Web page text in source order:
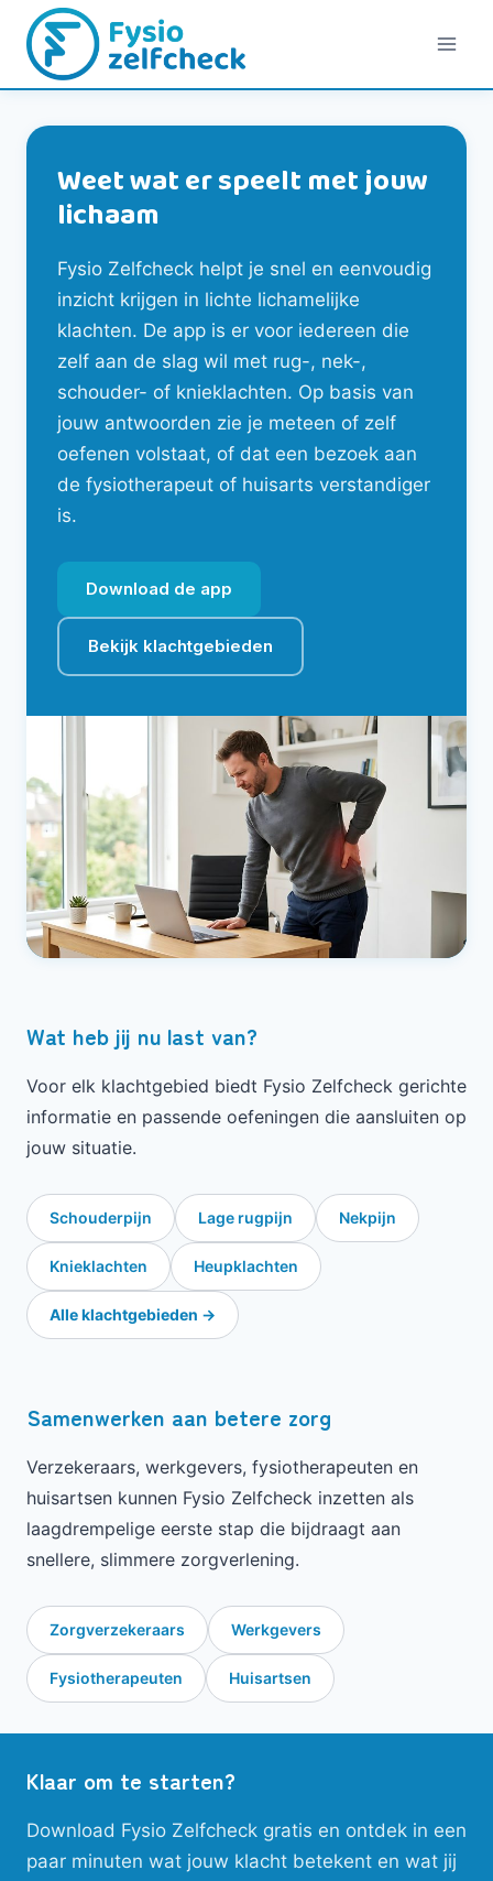
Doorgaan
naar
inhoud
Weet wat er speelt met jouw
lichaam
Fysio Zelfcheck helpt je snel en eenvoudig
inzicht krijgen in lichte lichamelijke
klachten. De app is er voor iedereen die
zelf aan de slag wil met rug-, nek-,
schouder- of knieklachten. Op basis van
jouw antwoorden zie je meteen of zelf
oefenen volstaat, of dat een bezoek aan
de fysiotherapeut of huisarts verstandiger
is.
Download de app
Bekijk klachtgebieden
Wat heb jij nu last van?
Voor elk klachtgebied biedt Fysio Zelfcheck gerichte
informatie en passende oefeningen die aansluiten op
jouw situatie.
Schouderpijn Lage rugpijn Nekpijn
Knieklachten Heupklachten
Alle klachtgebieden →
Samenwerken aan betere zorg
Verzekeraars, werkgevers, fysiotherapeuten en
huisartsen kunnen Fysio Zelfcheck inzetten als
laagdrempelige eerste stap die bijdraagt aan
snellere, slimmere zorgverlening.
Zorgverzekeraars Werkgevers
Fysiotherapeuten Huisartsen
Klaar om te starten?
Download Fysio Zelfcheck gratis en ontdek in een
paar minuten wat jouw klacht betekent en wat jij